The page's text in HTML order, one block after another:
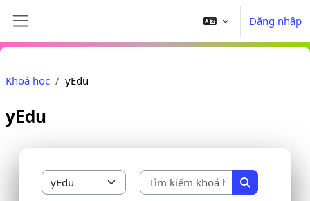
Đăng nhập
Khoá học yEdu
yEdu
Danh mục khoá học
Tìm kiếm khoá
Tìm kiếm